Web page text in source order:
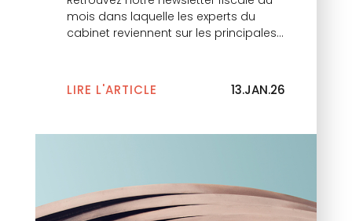
mois dans laquelle les experts du
cabinet reviennent sur les principales
LIRE L'ARTICLE 13.JAN.26